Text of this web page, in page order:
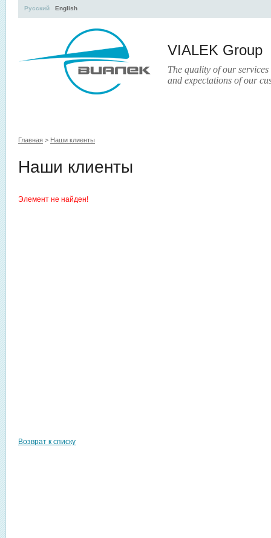
VIALEK Group
The quality of our
and expectations of our
Русский English
Главная > Наши клиенты
Наши клиенты
Элемент не найден!
Возврат к списку